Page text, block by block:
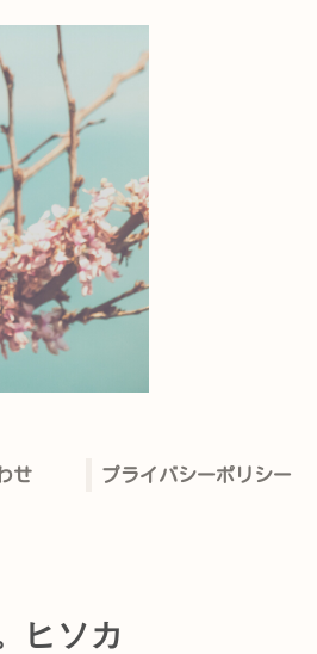
せ プライバシーポリシー
ヒソカ